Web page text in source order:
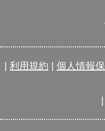
利用規約 個人情報